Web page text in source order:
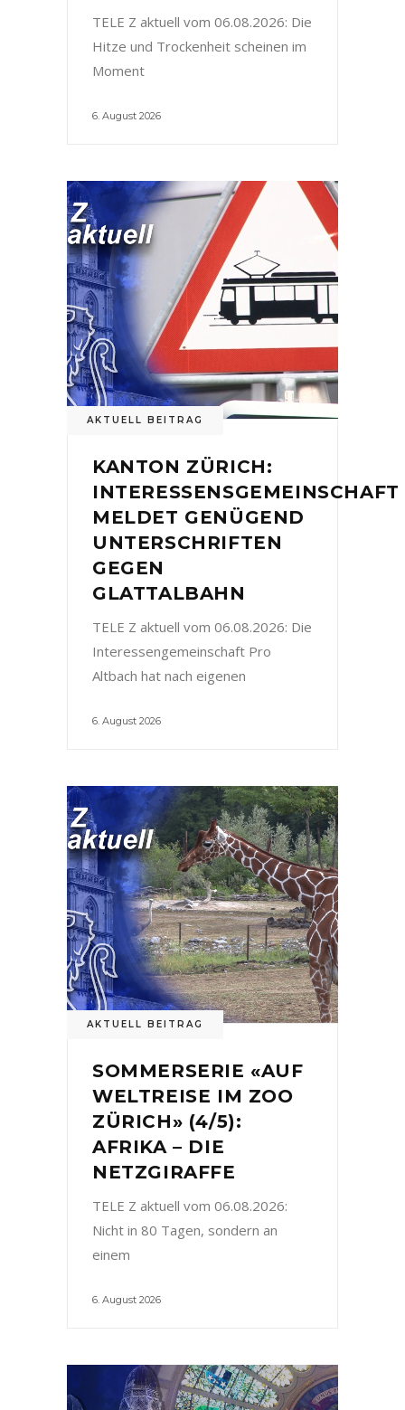
TELE Z aktuell vom 06.08.2026: Die
Hitze und Trockenheit scheinen im
Moment
6. August 2026
AKTUELL BEITRAG
KANTON ZÜRICH:
INTERESSENSGEMEINSCHAFT
MELDET GENÜGEND
UNTERSCHRIFTEN
GEGEN
GLATTALBAHN
TELE Z aktuell vom 06.08.2026: Die
Interessengemeinschaft Pro
Altbach hat nach eigenen
6. August 2026
AKTUELL BEITRAG
SOMMERSERIE «AUF
WELTREISE IM ZOO
ZÜRICH» (4/5):
AFRIKA – DIE
NETZGIRAFFE
TELE Z aktuell vom 06.08.2026:
Nicht in 80 Tagen, sondern an
einem
6. August 2026